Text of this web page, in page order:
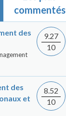
commentés
des
9.27
10
des
et
8.52
10